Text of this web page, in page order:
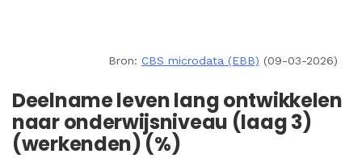
Bron: CBS microdata (EBB) (09-03-2026)
Deelname leven lang ontwikkelen
naar onderwijsniveau (laag 3)
(werkenden) (%)